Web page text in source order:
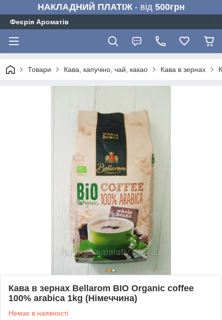
НАКЛАДНИЙ ПЛАТІЖ- від 500грн
Феєрія Ароматів
Товари Кава, капучіно, чай, какао Кава в зернах
Кава в зернах Bellarom BIO Organic coffee
100% arabica 1kg (Німеччина)
Немає в наявності